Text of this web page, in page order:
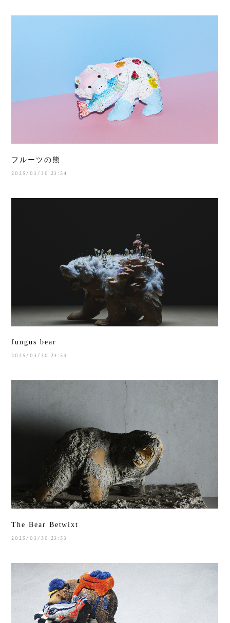
フルーツの熊
2025/03/30 23:54
fungus bear
2025/03/30 23:53
The Bear Betwixt
2025/03/30 23:53